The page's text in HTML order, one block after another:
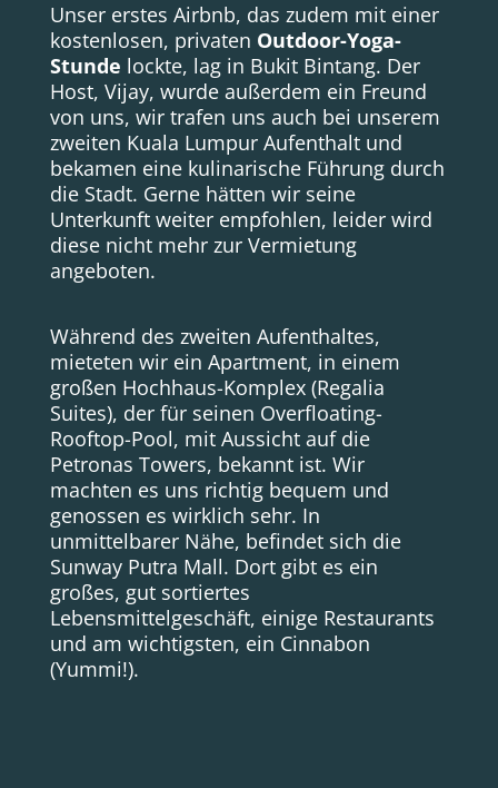
Unser erstes Airbnb, das zudem mit einer
kostenlosen, privaten Outdoor-Yoga-
Stunde lockte, lag in Bukit Bintang. Der
Host, Vijay, wurde außerdem ein Freund
von uns, wir trafen uns auch bei unserem
zweiten Kuala Lumpur Aufenthalt und
bekamen eine kulinarische Führung durch
die Stadt. Gerne hätten wir seine
Unterkunft weiter empfohlen, leider wird
diese nicht mehr zur Vermietung
angeboten.
Während des zweiten Aufenthaltes,
mieteten wir ein Apartment, in einem
großen Hochhaus-Komplex (Regalia
Suites), der für seinen Overfloating-
Rooftop-Pool, mit Aussicht auf die
Petronas Towers, bekannt ist. Wir
machten es uns richtig bequem und
genossen es wirklich sehr. In
unmittelbarer Nähe, befindet sich die
Sunway Putra Mall. Dort gibt es ein
großes, gut sortiertes
Lebensmittelgeschäft, einige Restaurants
und am wichtigsten, ein Cinnabon
(Yummi!).